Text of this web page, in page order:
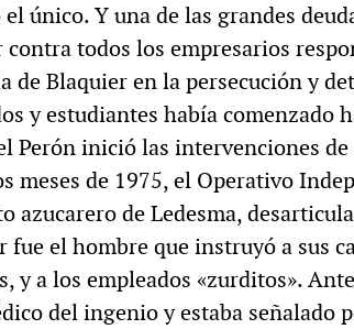
único. Y una de las grandes
contra todos los empresarios
de Blaquier en la persecución y
y estudiantes había comenzado
Perón inició las intervenciones
meses de 1975, el Operativo
azucarero de Ledesma,
fue el hombre que instruyó a sus
y a los empleados «zurditos».
del ingenio y estaba señalado